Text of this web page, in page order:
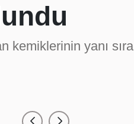
kemiklerinin yanı